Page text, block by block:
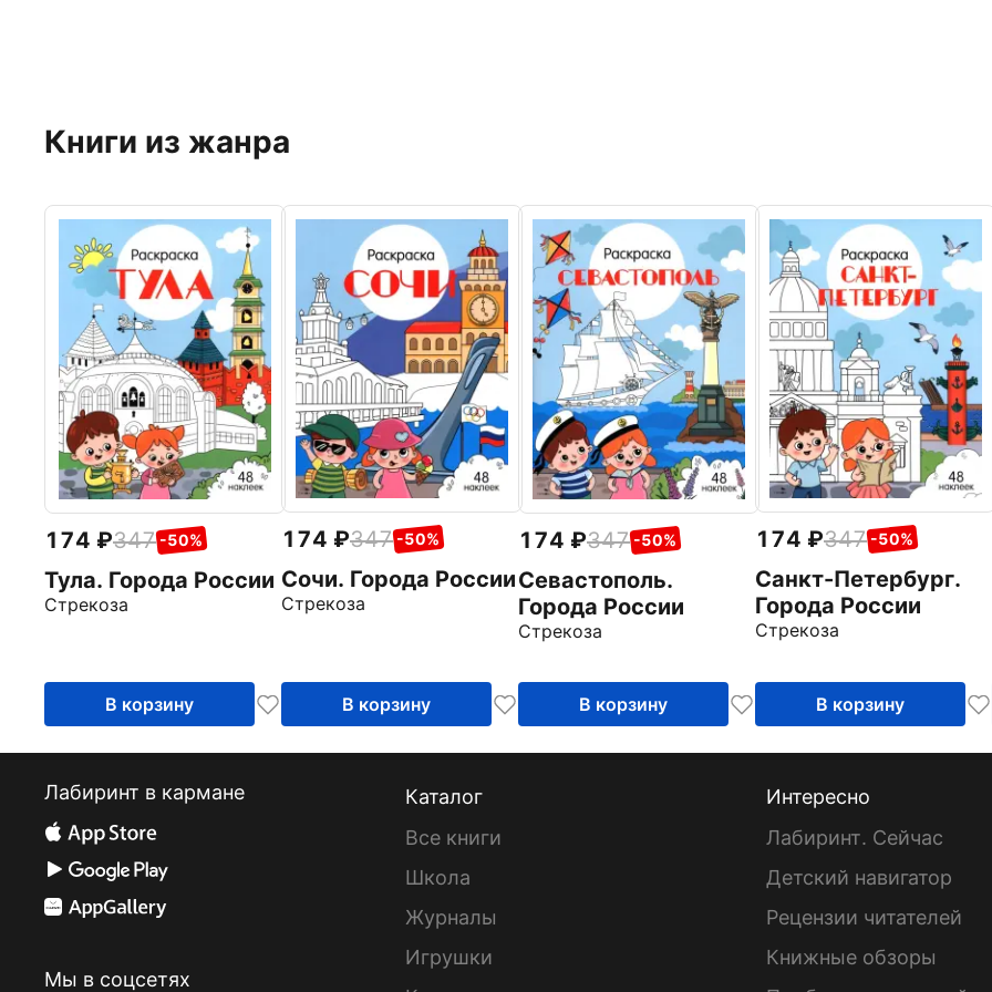
Книги из жанра
174 347 -50%
Тула. Города России
Стрекоза
В корзину
174 347 -50%
Сочи. Города России
Стрекоза
В корзину
174 347 -50%
Севастополь.
Города России
Стрекоза
В корзину
174 347 -50%
Санкт-Петербург.
Города России
Стрекоза
В корзину
Лабиринт в кармане
Мы в соцсетях
Каталог
Все книги
Школа
Журналы
Игрушки
Интересно
Лабиринт. Сейчас
Детский навигатор
Рецензии читателей
Книжные обзоры